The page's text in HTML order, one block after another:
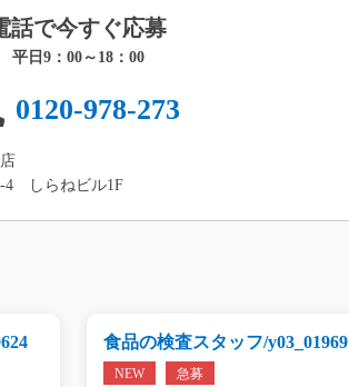
話で今すぐ応募
平日9：00～18：00
0120-978-273
4 しらねビル1F
食品の検査スタッフ/y03_01969
NEW 急募